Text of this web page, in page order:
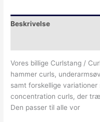
Beskrivelse
Vores billige Curlstang /
hammer curls,
samt forskellige
concentration curls, der
Den passer til alle vor